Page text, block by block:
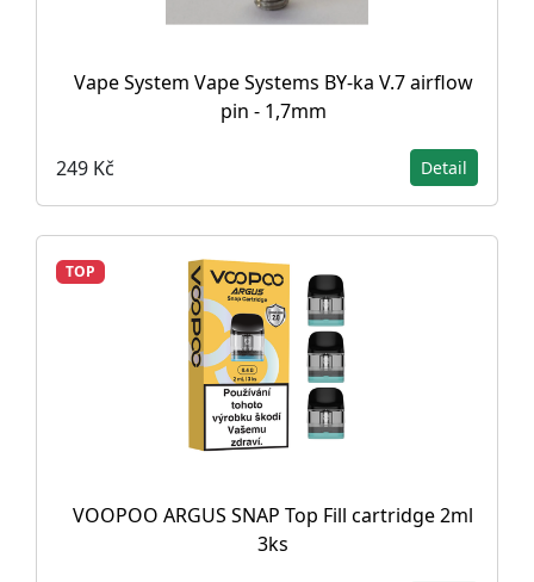
Vape System Vape Systems BY-ka V.7 airflow
pin - 1,7mm
249 Kč Detail
TOP
VOOPOO ARGUS SNAP Top Fill cartridge 2ml
3ks